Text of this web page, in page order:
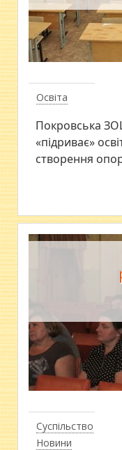
Освіта
Покровська
«підриває»
створення
Суспільство
Новини